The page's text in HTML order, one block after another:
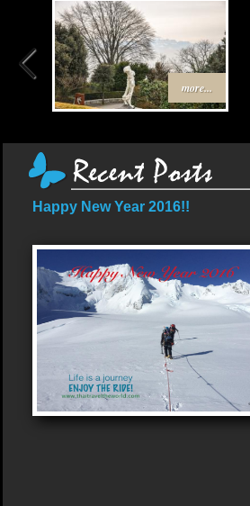
more...
Happy New Year 2016!!